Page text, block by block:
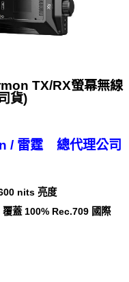
TX/RX螢幕無線
貨)
/ 雷霆 總代理公司
nits 亮度
蓋 100% Rec.709 國際